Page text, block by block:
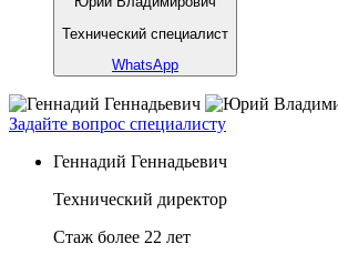
Технический специалист
WhatsApp
Задайте вопрос специалисту
Геннадий Геннадьевич
Технический директор
Стаж более 22 лет